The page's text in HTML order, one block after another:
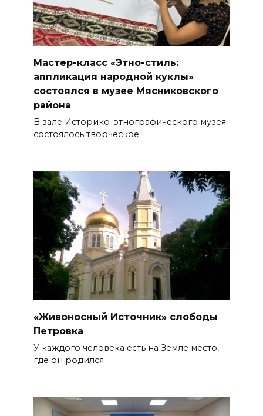
Мастер-класс «Этно-стиль:
аппликация народной куклы»
состоялся в музее Мясниковского
района
В зале Историко-этнографического музея
состоялось творческое
«Живоносный Источник» слободы
Петровка
У каждого человека есть на Земле место,
где он родился